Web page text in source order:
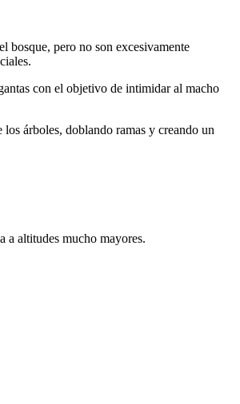
bosque, pero no son excesivamente
con el objetivo de intimidar al macho
árboles, doblando ramas y creando un
a altitudes mucho mayores.